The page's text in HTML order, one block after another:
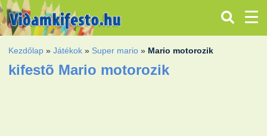
Kezdőlap »Játékok » Super mario » Mario motorozik
kifestõ Mario motorozik